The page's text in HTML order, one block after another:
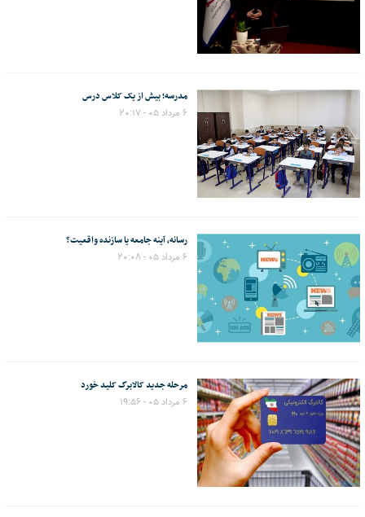
مدرسه؛ بیش از یک کلاس درس
۶ مرداد ۰۵ - ۲۰:۱۷
رسانه، آینه جامعه یا سازنده واقعیت؟
۶ مرداد ۰۵ - ۲۰:۰۸
مرحله جدید کالابرگ کلید خورد
۶ مرداد ۰۵ - ۱۹:۵۶